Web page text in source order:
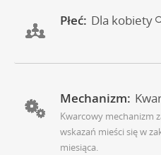
Płeć: Dla kobiety
Mechanizm:
Kwarcowy mechanizm
wskazań mieści się w
miesiąca.